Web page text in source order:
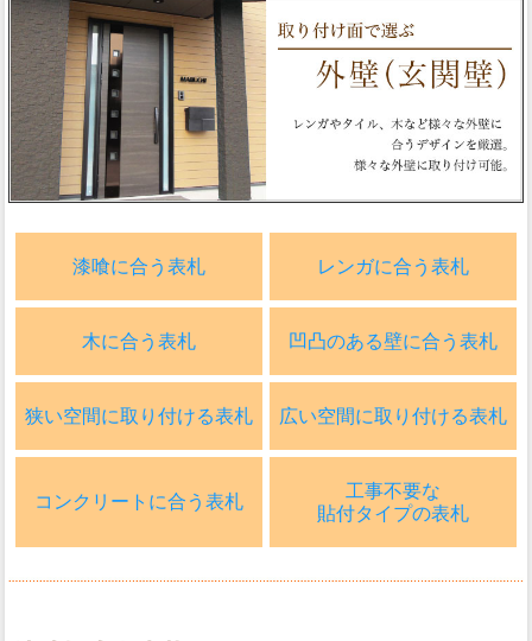
漆喰に合う表札 レンガに合う表札
木に合う表札 凹凸のある壁に合う表札
狭い空間に取り付ける表札 広い空間に取り付ける表札
コンクリートに合う表札
工事不要な
貼付タイプの表札